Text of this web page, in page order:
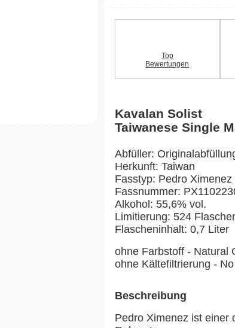
Top
Bewertungen
Kavalan Solist
Taiwanese Single
Abfüller:
Herkunft: Taiwan
Fasstyp: Pedro
Fassnummer:
Alkohol: 55,6% vol.
Limitierung: 524
Flascheninhalt: 0,7 Liter
ohne Farbstoff - Natural
ohne Kältefiltrierung -
Beschreibung
Pedro Ximenez ist einer